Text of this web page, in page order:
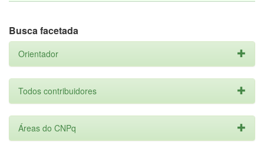
Busca facetada
Orientador
Todos contribuidores
Áreas do CNPq